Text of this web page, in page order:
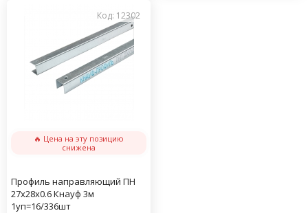
Код: 12302
🔥 Цена на эту позицию
снижена
Профиль направляющий ПН
27х28х0.6 Кнауф 3м
1уп=16/336шт